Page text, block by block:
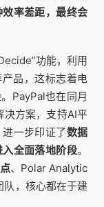
效率差距，最终会
功能，利用
品，这标志着电
PayPal也在同月
方案，支持AI平
一步印证了数据
全面落地阶段。
、Polar Analytic
队，核心都在于建